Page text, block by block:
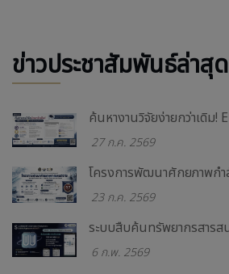
ข่าวประชาสัมพันธ์ล่าสุด
27 ก.ค. 2569
23 ก.ค. 2569
6 ก.พ. 2569